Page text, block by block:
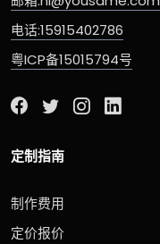
电话:15915402786
粤ICP备15015794号
定制指南
制作费用
定价报价